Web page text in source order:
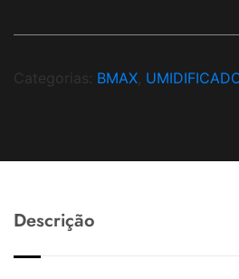
Categorias: BMAX
Descrição